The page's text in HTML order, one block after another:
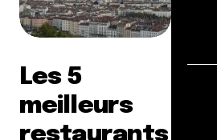
Les 5
meilleurs
restaurants